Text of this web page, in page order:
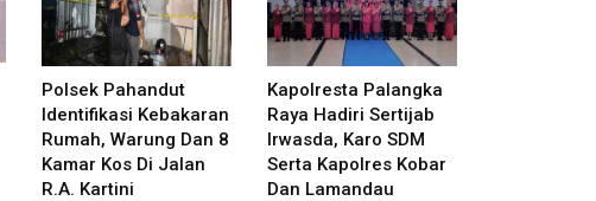
Polsek Pahandut
Identifikasi Kebakaran
Rumah, Warung Dan 8
Kamar Kos Di Jalan
R.A. Kartini
Kapolresta Palangka
Raya Hadiri Sertijab
Irwasda, Karo SDM
Serta Kapolres Kobar
Dan Lamandau